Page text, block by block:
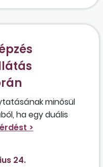
minősül
ha egy duális
24.